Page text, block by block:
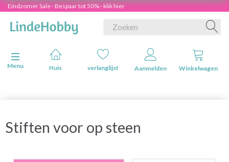
Eindzomer Sale - Bespaar tot 50% - klik hier
Navigatie in-/uitschakelen
Menu
Huis verlanglijst Aanmelden Winkelwagen
Stiften voor op steen